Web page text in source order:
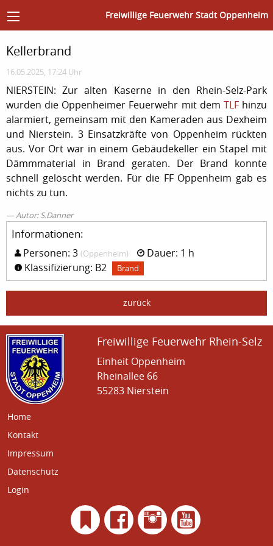
Freiwillige Feuerwehr Stadt Oppenheim
Kellerbrand
16.05.2025, 17:24 Uhr
NIERSTEIN: Zur alten Kaserne in den Rhein-Selz-Park
wurden die Oppenheimer Feuerwehr mit dem TLFhinzu
alarmiert, gemeinsam mit den Kameraden aus Dexheim
und Nierstein. 3 Einsatzkräfte von Oppenheim rückten
aus. Vor Ort war in einem Gebäudekeller ein Stapel mit
Dämmmaterial in Brand geraten. Der Brand konnte
schnell gelöscht werden. Für die FF Oppenheim gab es
nichts zu tun.
Autor: S.Danner
Informationen:
Personen: 3 (Oppenheim)
Dauer: 1 h
Klassifizierung: B2
Brand
zurück
Freiwillige Feuerwehr Rhein-Selz
Einheit Oppenheim
Rheinallee 66
55283 Nierstein
Home
Kontakt
Impressum
Datenschutz
Login